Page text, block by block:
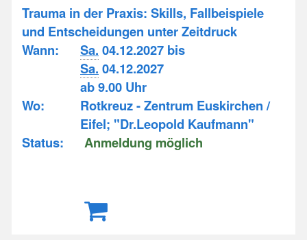
Trauma in der Praxis: Skills, Fallbeispiele
und Entscheidungen unter Zeitdruck
Wann:
Sa. 04.12.2027 bis
Sa. 04.12.2027
ab 9.00 Uhr
Wo:
Rotkreuz - Zentrum Euskirchen /
Eifel; "Dr.Leopold Kaufmann"
Status:
Anmeldung möglich